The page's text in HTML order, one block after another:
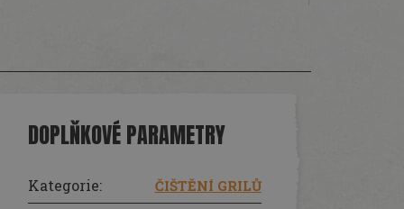
DOPLŇKOVÉ PARAMETRY
Kategorie: ČIŠTĚNÍ GRILŮ